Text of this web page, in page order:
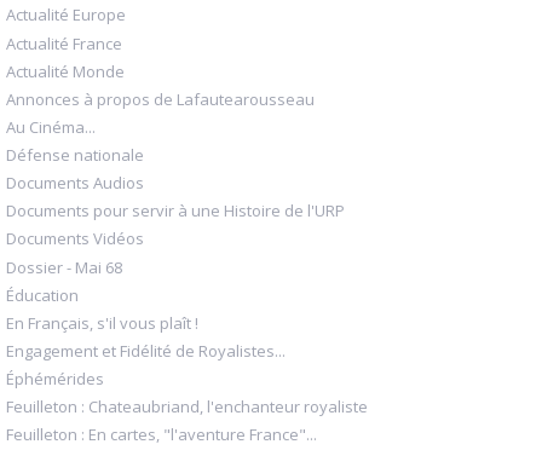
Actualité Europe
Actualité France
Actualité Monde
Annonces à propos de Lafautearousseau
Au Cinéma...
Défense nationale
Documents Audios
Documents pour servir à une Histoire de l'URP
Documents Vidéos
Dossier - Mai 68
Éducation
En Français, s'il vous plaît !
Engagement et Fidélité de Royalistes...
Éphémérides
Feuilleton : Chateaubriand, l'enchanteur royaliste
Feuilleton : En cartes, "l'aventure France"...